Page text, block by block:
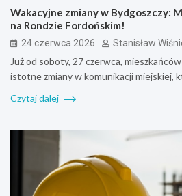
Wakacyjne zmiany w Bydgoszczy:
na Rondzie Fordońskim!
24 czerwca 2026 Stanisław
Już od soboty, 27 czerwca,
istotne zmiany w komunikacji miejskiej,
Czytaj dalej